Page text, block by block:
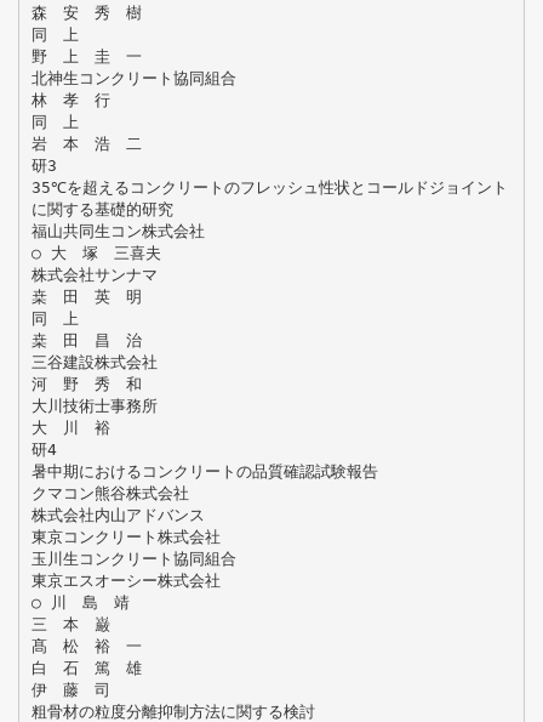
森 安 秀 樹
同 上
野 上 圭 一
北神生コンクリート協同組合
林 孝 行
同 上
岩 本 浩 二
研3
35℃を超えるコンクリートのフレッシュ性状とコールドジョイント
に関する基礎的研究
福山共同生コン株式会社
○ 大 塚 三喜夫
株式会社サンナマ
桒 田 英 明
同 上
桒 田 昌 治
三谷建設株式会社
河 野 秀 和
大川技術士事務所
大 川 裕
研4
暑中期におけるコンクリートの品質確認試験報告
クマコン熊谷株式会社
株式会社内山アドバンス
東京コンクリート株式会社
玉川生コンクリート協同組合
東京エスオーシー株式会社
○ 川 島 靖
三 本 巌
髙 松 裕 一
白 石 篤 雄
伊 藤 司
粗骨材の粒度分離抑制方法に関する検討